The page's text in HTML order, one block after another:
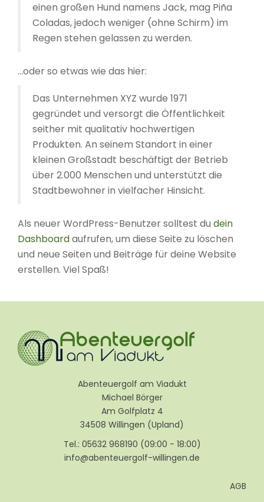
einen großen Hund namens Jack, mag Piña
Coladas, jedoch weniger (ohne Schirm) im
Regen stehen gelassen zu werden.
…oder so etwas wie das hier:
Das Unternehmen XYZ wurde 1971
gegründet und versorgt die Öffentlichkeit
seither mit qualitativ hochwertigen
Produkten. An seinem Standort in einer
kleinen Großstadt beschäftigt der Betrieb
über 2.000 Menschen und unterstützt die
Stadtbewohner in vielfacher Hinsicht.
Als neuer WordPress-Benutzer solltest du dein
Dashboardaufrufen, um diese Seite zu löschen
und neue Seiten und Beiträge für deine Website
erstellen. Viel Spaß!
Abenteuergolf am Viadukt
Michael Börger
Am Golfplatz 4
34508 Willingen (Upland)
Tel.: 05632 968190 (09:00 - 18:00)
info@abenteuergolf-willingen.de
AGB